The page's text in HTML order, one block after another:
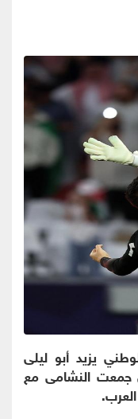
يزيد أبو ليلى
جمعت النشامى مع